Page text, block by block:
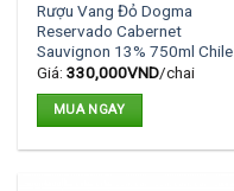
Rượu Vang Đỏ Dogma
Reservado Cabernet
Sauvignon 13% 750ml Chile
Giá: 330,000VND/chai
MUA NGAY